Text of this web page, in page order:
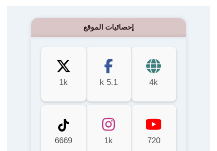
إحصائيات الموقع
4k
5.1 k
1k
720
1k
6669